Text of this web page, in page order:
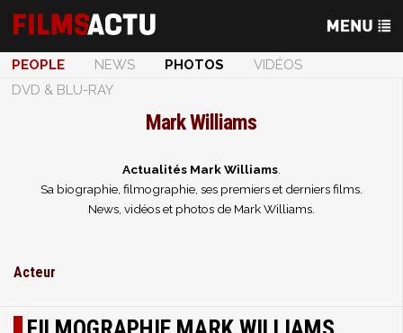
PEOPLE NEWS PHOTOS
VIDÉOS
DVD & BLU-RAY
Mark Williams
Actualités Mark Williams.
Sa biographie, filmographie, ses premiers et derniers films.
News, vidéos et photos de Mark Williams.
Acteur